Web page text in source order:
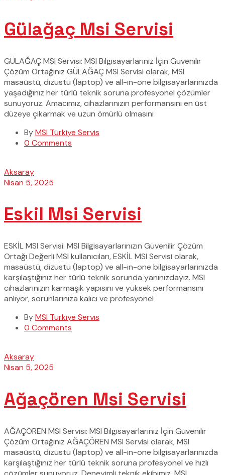
Gülağaç Msi Servisi
GÜLAĞAÇ MSI Servisi: MSI Bilgisayarlarınız İçin Güvenilir
Çözüm Ortağınız GÜLAĞAÇ MSI Servisi olarak, MSI
masaüstü, dizüstü (laptop) ve all-in-one bilgisayarlarınızda
yaşadığınız her türlü teknik soruna profesyonel çözümler
sunuyoruz. Amacımız, cihazlarınızın performansını en üst
düzeye çıkarmak ve uzun ömürlü olmasını
ByMSI Türkiye Servis
0 Comments
Aksaray
Nisan 5, 2025
Eskil Msi Servisi
ESKİL MSI Servisi: MSI Bilgisayarlarınızın Güvenilir Çözüm
Ortağı Değerli MSI kullanıcıları, ESKİL MSI Servisi olarak,
masaüstü, dizüstü (laptop) ve all-in-one bilgisayarlarınızda
karşılaştığınız her türlü teknik sorunda yanınızdayız. MSI
cihazlarınızın karmaşık yapısını ve yüksek performansını
anlıyor, sorunlarınıza kalıcı ve profesyonel
ByMSI Türkiye Servis
0 Comments
Aksaray
Nisan 5, 2025
Ağaçören Msi Servisi
AĞAÇÖREN MSI Servisi: MSI Bilgisayarlarınız İçin Güvenilir
Çözüm Ortağınız AĞAÇÖREN MSI Servisi olarak, MSI
masaüstü, dizüstü (laptop) ve all-in-one bilgisayarlarınızda
karşılaştığınız her türlü teknik soruna profesyonel ve hızlı